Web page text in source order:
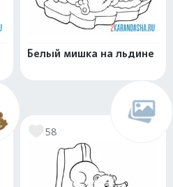
Белый мишка на льдине
58